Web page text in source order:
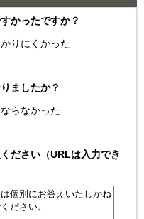
かったですか？
りにくかった
ましたか？
らなかった
ださい（URLは入力でき